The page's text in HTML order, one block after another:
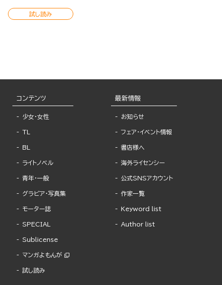
試し読み
コンテンツ
少女・女性
TL
BL
ライトノベル
青年・一般
グラビア・写真集
モーター誌
SPECIAL
Sublicense
マンガよもんが
試し読み
最新情報
お知らせ
フェア・イベント情報
書店様へ
海外ライセンシー
公式SNSアカウント
作家一覧
Keyword list
Author list